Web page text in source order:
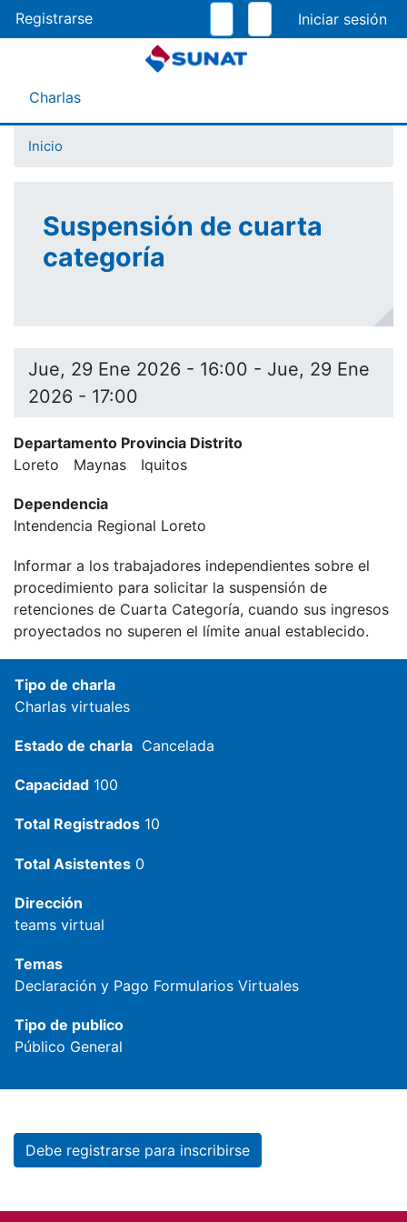
al
contenido
Registrarse
Menú Asistente
Charlas
Inicio
Suspensión de cuarta
categoría
Jue, 29 Ene 2026 - 16:00 - Jue, 29 Ene
2026 - 17:00
Departamento Provincia Distrito
Loreto
Maynas Iquitos
Dependencia
Intendencia Regional Loreto
Informar a los trabajadores independientes sobre el
procedimiento para solicitar la suspensión de
retenciones de Cuarta Categoría, cuando sus ingresos
proyectados no superen el límite anual establecido.
Tipo de charla
Charlas virtuales
Estado de charla Cancelada
Capacidad 100
Total Registrados 10
Total Asistentes 0
Dirección
teams virtual
Temas
Declaración y Pago Formularios Virtuales
Tipo de publico
Público General
Debe registrarse para inscribirse